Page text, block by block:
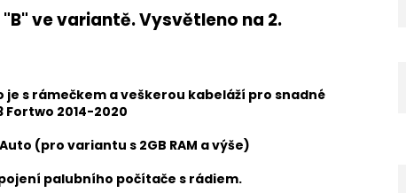
"B" ve variantě. Vysvětleno na 2.
s rámečkem a veškerou kabeláží pro snadné
Fortwo 2014-2020
(pro variantu s 2GB RAM a výše)
palubního počítače s rádiem.